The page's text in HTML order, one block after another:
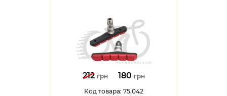
212 грн 180 грн
Код товара: 75,042